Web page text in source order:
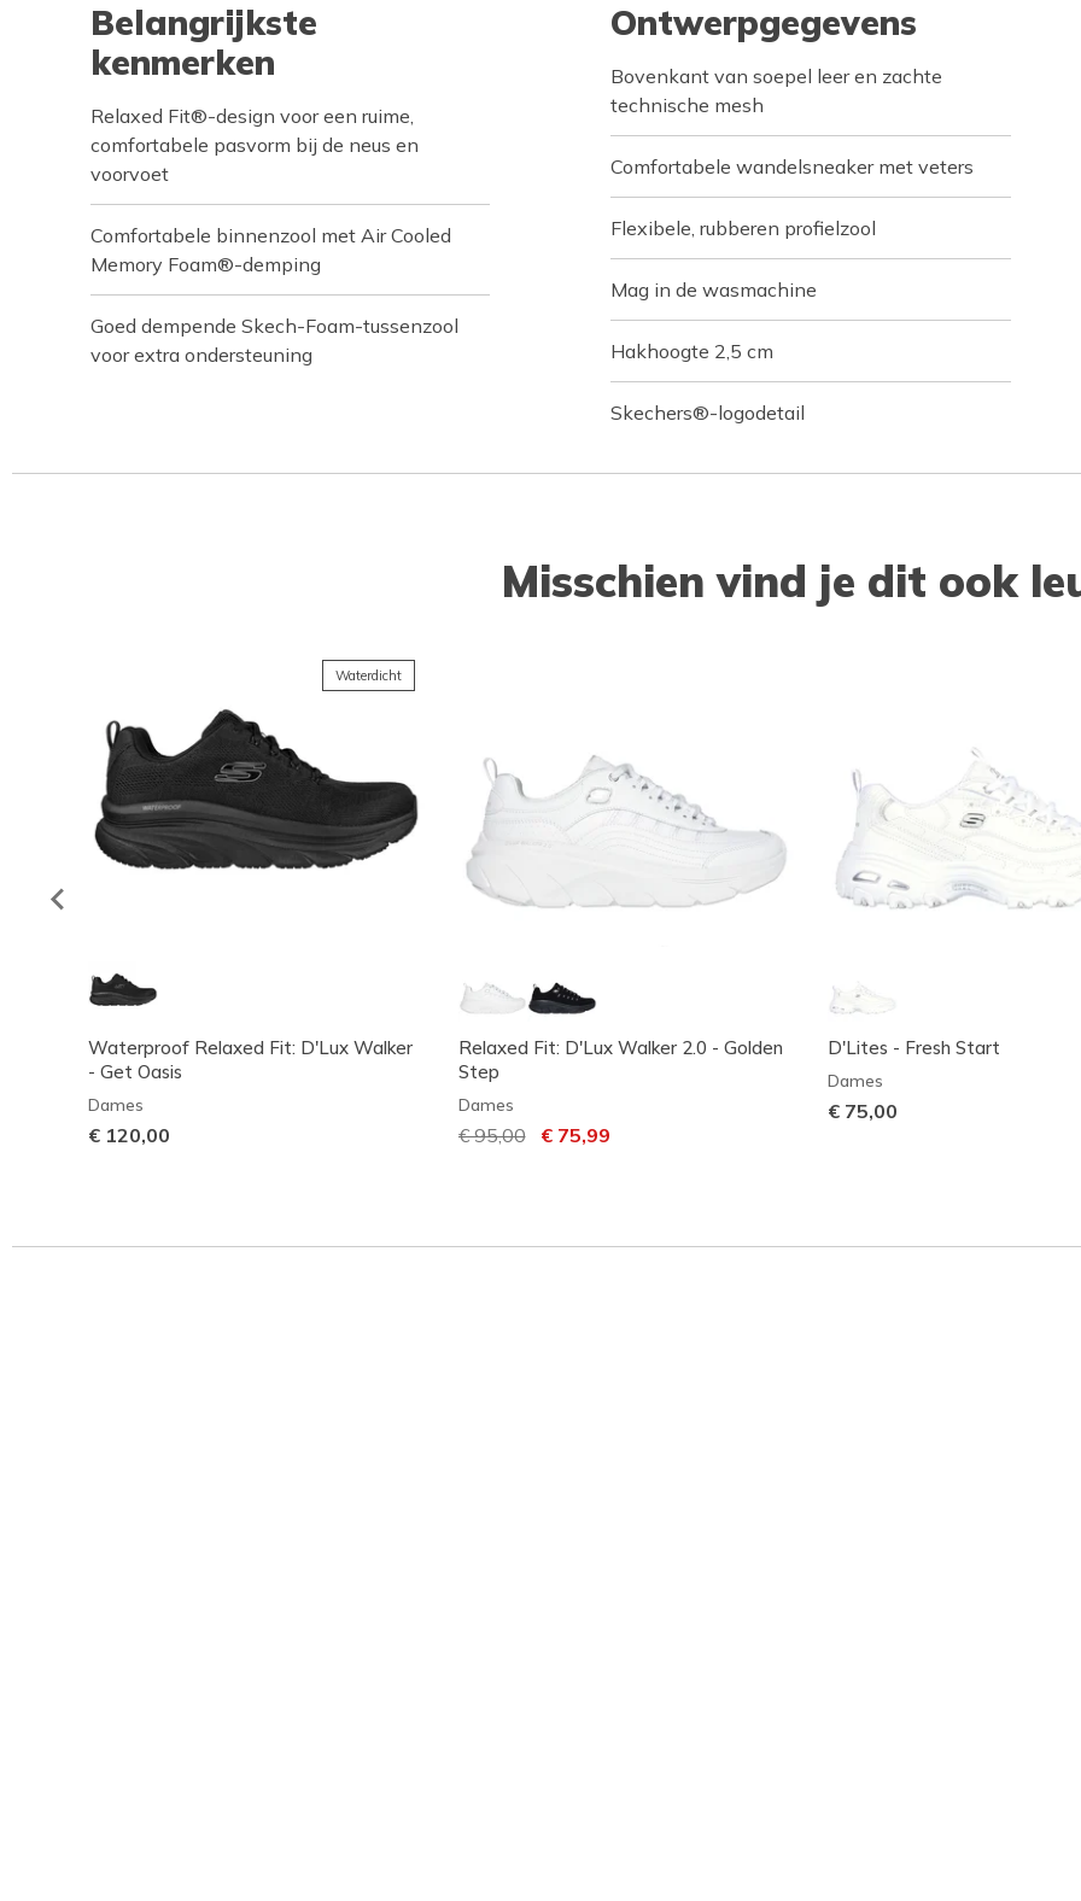
Belangrijkste
kenmerken
Relaxed Fit®-design voor een ruime,
comfortabele pasvorm bij de neus en
voorvoet
Comfortabele binnenzool met Air Cooled
Memory Foam®-demping
Goed dempende Skech-Foam-tussenzool
voor extra ondersteuning
Ontwerpgegevens
Bovenkant van soepel leer en zachte
technische mesh
Comfortabele wandelsneaker met veters
Flexibele, rubberen profielzool
Mag in de wasmachine
Hakhoogte 2,5 cm
Skechers®-logodetail
Misschien vind je dit ook
Waterdicht
Waterproof Relaxed Fit: D'Lux Walker
- Get Oasis
Dames
€ 120,00
Relaxed Fit: D'Lux Walker 2.0 - Golden
Step
Dames
Prijs verlaagd van
€ 95,00naar
€ 75,99
D'Lites - Fresh Start
Dames
€ 75,00